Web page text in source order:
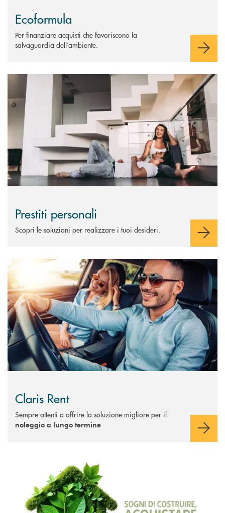
Ecoformula
Per finanziare acquisti che favoriscono la
salvaguardia dell’ambiente.
Scopri di più Prestiti personali
Prestiti personali
Scopri le soluzioni per realizzare i tuoi desideri.
Scopri di più Claris Rent
Claris Rent
Sempre attenti a offrire la soluzione migliore per il
noleggio a lungo termine